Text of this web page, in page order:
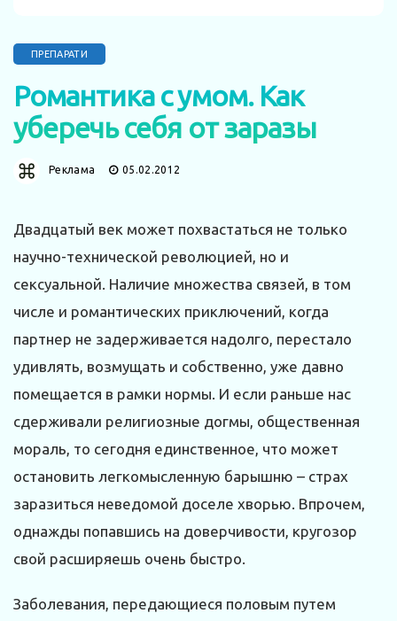
ПРЕПАРАТИ
Романтика с умом. Как
уберечь себя от заразы
Реклама 05.02.2012
Двадцатый век может похвастаться не только
научно-технической революцией, но и
сексуальной. Наличие множества связей, в том
числе и романтических приключений, когда
партнер не задерживается надолго, перестало
удивлять, возмущать и собственно, уже давно
помещается в рамки нормы. И если раньше нас
сдерживали религиозные догмы, общественная
мораль, то сегодня единственное, что может
остановить легкомысленную барышню – страх
заразиться неведомой доселе хворью. Впрочем,
однажды попавшись на доверчивости, кругозор
свой расширяешь очень быстро.
Заболевания, передающиеся половым путем